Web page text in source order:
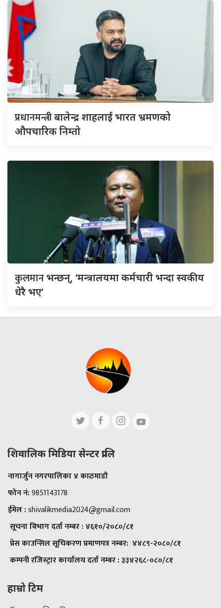
प्रधानमन्त्रीबालेन्द्र शाहलाई भारत भ्रमणको
औपचारिक निम्तो
कुलमानभन्छन्, ‘मन्त्रालयमा कर्मचारी भन्दा स्वकीय
धेरै भए’
शिवालिक मिडिया सेन्टर प्रालि
नागार्जुन नगरपालिका ४ काठमाडौ
फोन नं:9851143178
ईमेल :shivalikmedia2024@gmail.com
सूचना विभाग दर्ता नम्बर :४६१०/२०८०/८१
प्रेस काउन्सिल सूचिकरण प्रमाणपत्र नम्बर: ४४८९-२०८०/८१
कम्पनी रजिस्ट्रार कार्यालय दर्ता नम्बर :३३४२६८-०८०/८१
हाम्रो टिम